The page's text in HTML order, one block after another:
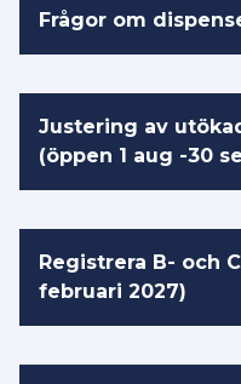
Frågor om
Justering av
(öppen 1 aug -30
Registrera B- och
februari 2027)